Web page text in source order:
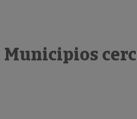
Municipios